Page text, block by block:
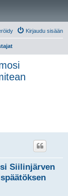
Kirjaudu sisään
Siilinjärven